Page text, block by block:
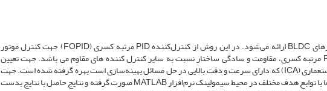
در این مقاله روش جدیدی برای کنترل سرعت موتورهای BLDC ارائه می‌شود. در این روش از کنترل‌کننده PID مرتبه کسری (FOPID) جهت کنترل موتور
BLDC استفاده شده است. ویژگی کنترل کننده PID مرتبه کسری، مقاومت و سادگی ساختار نسبت به سایر کنترل کننده های مقاوم می باشد. جهت تعیین
پارامترهای کنترل‌کننده FOPID از الگوریتم رقابت استعماری (ICA) که دارای سرعت و دقت بالایی در حل مسائل بهینه‌سازی است بهره گرفته شده است. جهت
بررسی عملکرد کنترل‌کننده پیشنهادی، شبیه‌سازی‌ها با توابع هدف مختلف در محیط سیمولینک نرم‌افزار MATLAB صورت گرفته و نتایج حاصل با نتایج بدست